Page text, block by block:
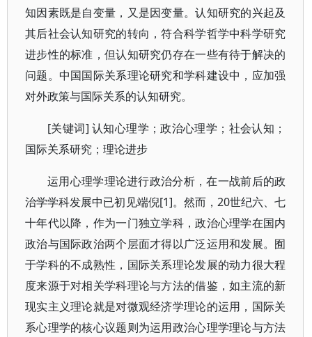
知因素既是自变量，又是因变量。认知研究的兴起及
其后社会认知研究的转向，符合科学哲学中科学研究
进步性的标准，但认知研究仍存在一些有待于解决的
问题。中国国际关系理论研究和学科建设中，应加强
对外政策与国际关系的认知研究。
[关键词] 认知心理学；政治心理学；社会认知；
国际关系研究；理论进步
运用心理学理论进行政治分析，在一战前后的政
治学学科发展中已初见端倪[1]。然而，20世纪六、七
十年代以降，作为一门独立学科，政治心理学在国内
政治与国际政治两个层面才得以广泛运用和发展。囿
于学科的不成熟性，国际关系理论发展的动力很大程
度来源于对相关学科理论与方法的借鉴，如主流的新
现实主义理论就是对微观经济学理论的运用，国际关
系心理学的核心议题则为运用政治心理学理论与方法